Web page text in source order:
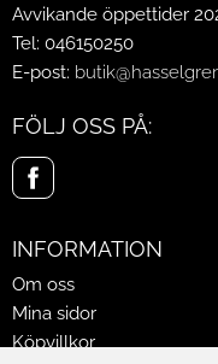
Avvikande öppettider
Tel: 046150250
E-post:
FÖLJ OSS PÅ:
INFORMATION
Om oss
Mina sidor
Köpvillkor